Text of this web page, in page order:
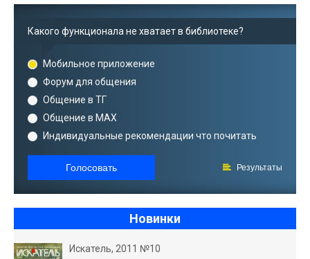
Какого функционала не хватает в библиотеке?
Мобильное приложение
Форум для общения
Общение в ТГ
Общение в MAX
Индивидуальные рекомендации что почитать
Голосовать Результаты
Новинки
Искатель, 2011 №10